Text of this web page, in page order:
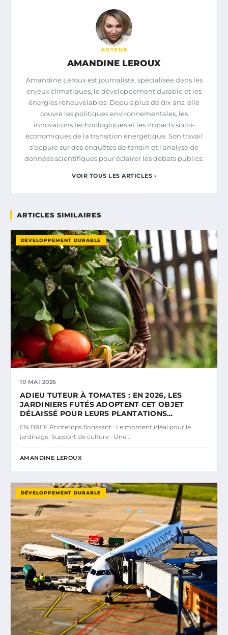
AUTEUR
AMANDINE LEROUX
Amandine Leroux est journaliste, spécialisée dans les
enjeux climatiques, le développement durable et les
énergies renouvelables. Depuis plus de dix ans, elle
couvre les politiques environnementales, les
innovations technologiques et les impacts socio-
économiques de la transition énergétique. Son travail
s’appuie sur des enquêtes de terrain et l’analyse de
données scientifiques pour éclairer les débats publics.
VOIR TOUS LES ARTICLES ›
ARTICLES SIMILAIRES
DÉVELOPPEMENT DURABLE
10 MAI 2026
ADIEU TUTEUR À TOMATES : EN 2026, LES
JARDINIERS FUTÉS ADOPTENT CET OBJET
DÉLAISSÉ POUR LEURS PLANTATIONS…
EN BREF Printemps florissant : Le moment idéal pour le
jardinage. Support de culture : Une…
AMANDINE LEROUX
DÉVELOPPEMENT DURABLE